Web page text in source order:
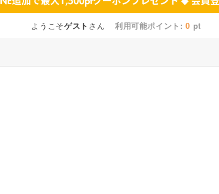
ようこそゲスト さん 利用可能ポイント:0 pt
施術ベッド・マクラ